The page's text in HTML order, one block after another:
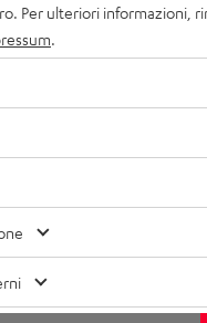
Per ulteriori informazioni,